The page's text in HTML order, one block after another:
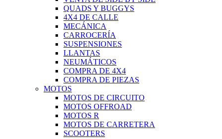
QUADS Y BUGGYS
4X4 DE CALLE
MECÁNICA
CARROCERÍA
SUSPENSIONES
LLANTAS
NEUMÁTICOS
COMPRA DE 4X4
COMPRA DE PIEZAS
MOTOS
MOTOS DE CIRCUITO
MOTOS OFFROAD
MOTOS R
MOTOS DE CARRETERA
SCOOTERS